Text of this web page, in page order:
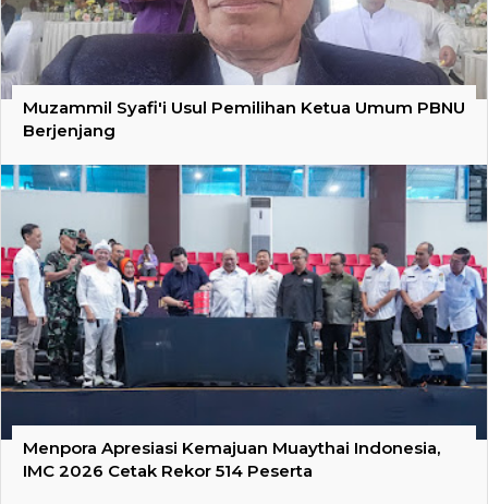
Muzammil Syafi'i Usul Pemilihan Ketua Umum PBNU
Berjenjang
Menpora Apresiasi Kemajuan Muaythai Indonesia,
IMC 2026 Cetak Rekor 514 Peserta